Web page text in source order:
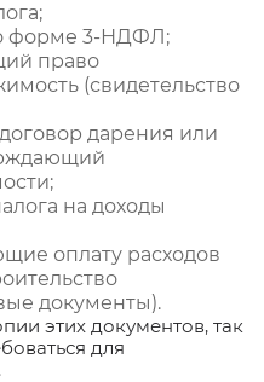
форме 3-НДФЛ;
право
(свидетельство
дарения или
на доходы
оплату расходов
документы).
этих документов, так
для